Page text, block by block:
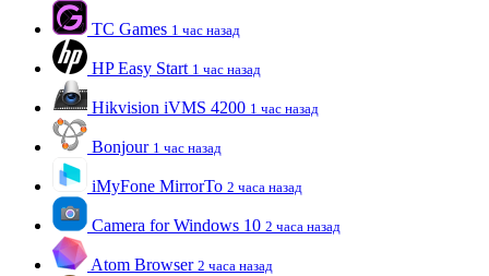
TC Games 1 час назад
HP Easy Start 1 час назад
Hikvision iVMS 4200 1 час назад
Bonjour 1 час назад
iMyFone MirrorTo 2 часа назад
Camera for Windows 10 2 часа назад
Atom Browser 2 часа назад